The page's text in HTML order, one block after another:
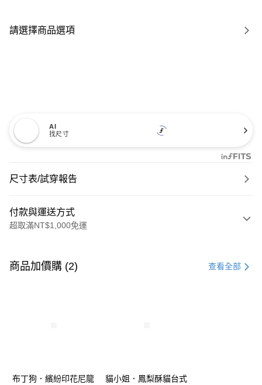
請選擇商品選項
AI
找尺寸
尺寸表/試穿報告
付款與運送方式
超取滿NT$1,000免運
信用卡一次付款
運送方式
商品加價購 (2) 查看全部
布丁狗．繽紛印花尼龍
貓小姐．鳳梨酥貓台式